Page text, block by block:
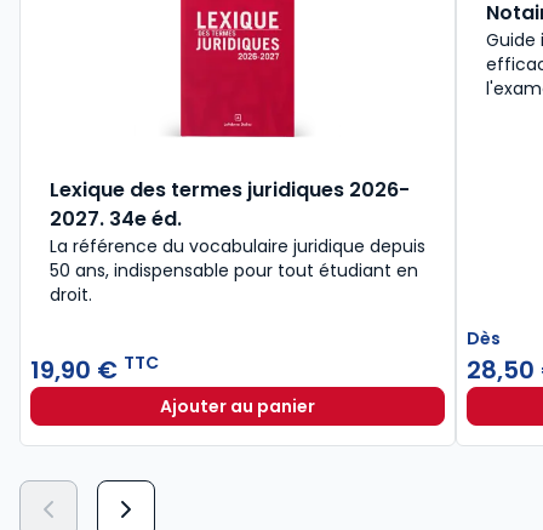
Lexique des termes juridiques 2026-
2027. 34e éd.
La référence du vocabulaire juridique depuis
50 ans, indispensable pour tout étudiant en
droit.​
19,90 € TTC
Ajouter au panierLexique des termes juridiques
Guide
Dès